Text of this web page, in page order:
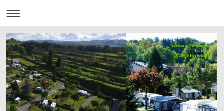
Terrassen-Campingplatz
Im Laue 1
D-79336 Herbolzheim